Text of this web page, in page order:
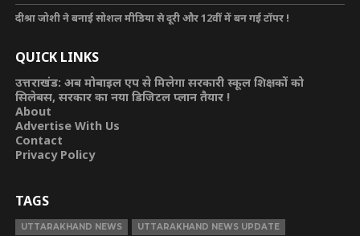
दीश्रा जोशी ने बनाई सोशल मीडिया से दूरी और 12वीं में बन गई टॉपर !
QUICK LINKS
उत्तराखंड: अब मोबाइल एप से मिलेगा सरकारी स्कूल शिक्षकों को
सिलेबस, सरकार का नया डिजिटल प्लान तैयार !
About
Advertise With Us
Contact
Privacy Policy
TAGS
UTTARAKHAND NEWS
UTTARAKHAND NEWS UPDATE